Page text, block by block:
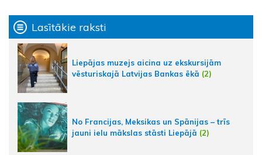
Lasītākie raksti
Liepājas muzejs aicina uz ekskursijām
vēsturiskajā Latvijas Bankas ēkā (2)
No Francijas, Meksikas un Spānijas – trīs
jauni ielu mākslas stāsti Liepājā (2)